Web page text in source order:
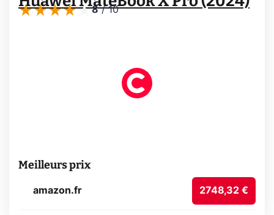
8/10
Meilleurs prix
amazon.fr 2748,32 €